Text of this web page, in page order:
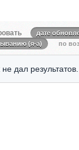
дате
(я-а)
по
дал результатов.